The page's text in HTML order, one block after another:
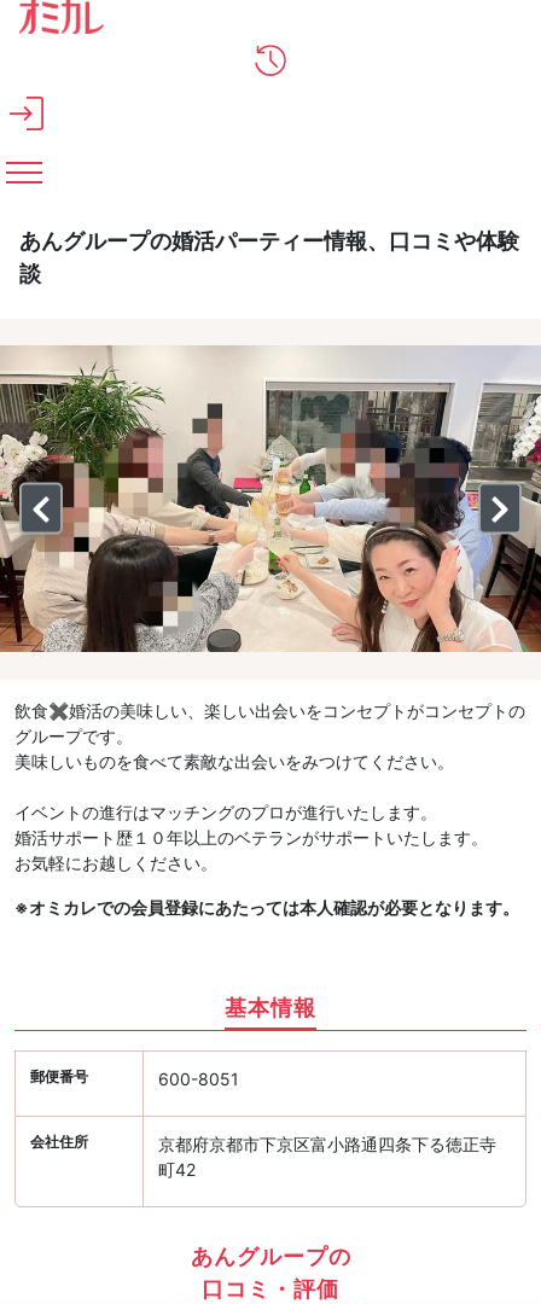
メインコンテンツへスキップ
あんグループの婚活パーティー情報、口コミや体験
談
飲食✖️婚活の美味しい、楽しい出会いをコンセプトがコンセプトの
グループです。
美味しいものを食べて素敵な出会いをみつけてください。
イベントの進行はマッチングのプロが進行いたします。
婚活サポート歴１０年以上のベテランがサポートいたします。
お気軽にお越しください。
※オミカレでの会員登録にあたっては本人確認が必要となります。
基本情報
郵便番号 600-8051
会社住所
京都府京都市下京区富小路通四条下る徳正寺
町42
あんグループの
口コミ・評価